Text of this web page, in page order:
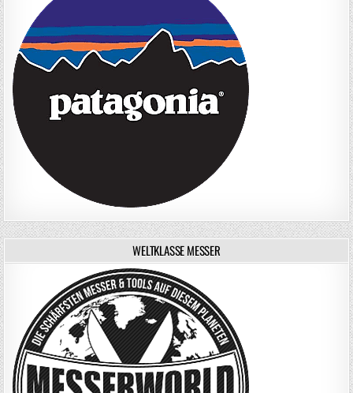
WELTKLASSE MESSER